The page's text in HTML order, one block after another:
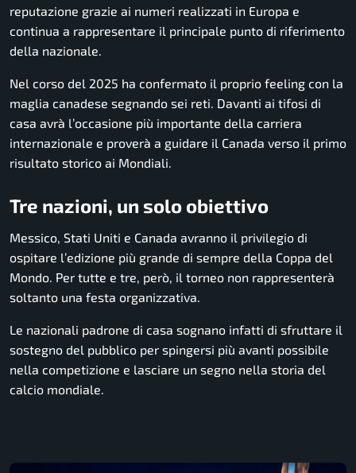
reputazione grazie ai numeri realizzati in Europa e
continua a rappresentare il principale punto di riferimento
della nazionale.
Nel corso del 2025 ha confermato il proprio feeling con la
maglia canadese segnando sei reti. Davanti ai tifosi di
casa avrà l’occasione più importante della carriera
internazionale e proverà a guidare il Canada verso il primo
risultato storico ai Mondiali.
Tre nazioni, un solo obiettivo
Messico, Stati Uniti e Canada avranno il privilegio di
ospitare l’edizione più grande di sempre della Coppa del
Mondo. Per tutte e tre, però, il torneo non rappresenterà
soltanto una festa organizzativa.
Le nazionali padrone di casa sognano infatti di sfruttare il
sostegno del pubblico per spingersi più avanti possibile
nella competizione e lasciare un segno nella storia del
calcio mondiale.